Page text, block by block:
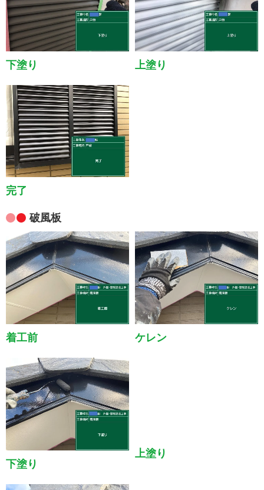
下塗り 上塗り
完了
破風板
着工前 ケレン
下塗り